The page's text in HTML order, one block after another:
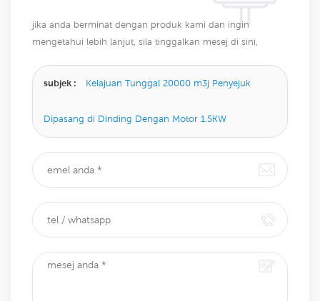
jika anda berminat dengan produk kami dan ingin
mengetahui lebih lanjut, sila tinggalkan mesej di sini,
subjek : Kelajuan Tunggal 20000 m3j Penyejuk
Dipasang di Dinding Dengan Motor 1.5KW